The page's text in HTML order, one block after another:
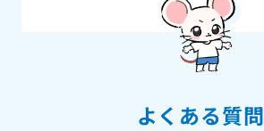
よくある質問